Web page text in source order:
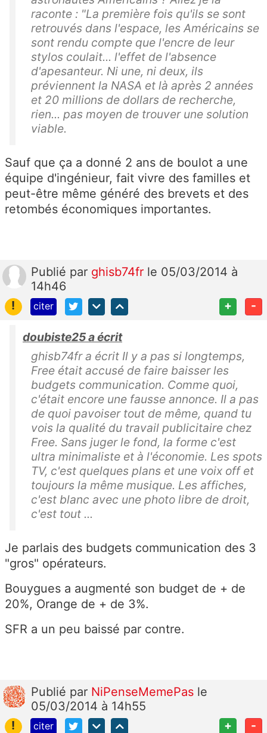
raconte : "La première fois qu'ils se sont
retrouvés dans l'espace, les Américains se
sont rendu compte que l'encre de leur
stylos coulait... l'effet de l'absence
d'apesanteur. Ni une, ni deux, ils
préviennent la NASA et là après 2 années
et 20 millions de dollars de recherche,
rien... pas moyen de trouver une solution
viable.
Sauf que ça a donné 2 ans de boulot a une
équipe d'ingénieur, fait vivre des familles et
peut-être même généré des brevets et des
retombés économiques importantes.
Publié par ghisb74fr le 05/03/2014 à
14h46
!
citer + -
doubiste25 a écrit
ghisb74fr a écrit Il y a pas si longtemps,
Free était accusé de faire baisser les
budgets communication. Comme quoi,
c'était encore une fausse annonce. Il a pas
de quoi pavoiser tout de même, quand tu
vois la qualité du travail publicitaire chez
Free. Sans juger le fond, la forme c'est
ultra minimaliste et à l'économie. Les spots
TV, c'est quelques plans et une voix off et
toujours la même musique. Les affiches,
c'est blanc avec une photo libre de droit,
c'est tout ...
Je parlais des budgets communication des 3
"gros" opérateurs.
Bouygues a augmenté son budget de + de
20%, Orange de + de 3%.
SFR a un peu baissé par contre.
Publié par NiPenseMemePas le
05/03/2014 à 14h55
!
citer + -